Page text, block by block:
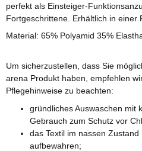
perfekt als Einsteiger-
Fortgeschrittene. Erhältlich in einer
Material: 65% Polyamid 35%
Um sicherzustellen, dass Sie
arena Produkt haben, empfehlen
Pflegehinweise zu beachten:
gründliches Auswaschen mit
Gebrauch zum Schutz vor
das Textil im nassen
aufbewahren;